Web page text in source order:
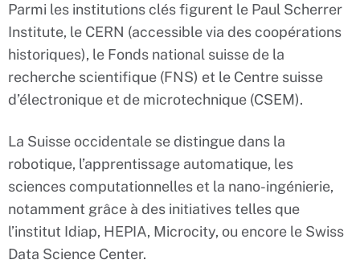
Parmi les institutions clés figurent le Paul Scherrer
Institute, le CERN (accessible via des coopérations
historiques), le Fonds national suisse de la
recherche scientifique (FNS) et le Centre suisse
d’électronique et de microtechnique (CSEM).
La Suisse occidentale se distingue dans la
robotique, l’apprentissage automatique, les
sciences computationnelles et la nano-ingénierie,
notamment grâce à des initiatives telles que
l’institut Idiap, HEPIA, Microcity, ou encore le Swiss
Data Science Center.